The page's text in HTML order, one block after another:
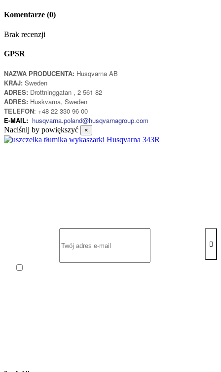
Komentarze (0)
Brak recenzji
GPSR
NAZWA PRODUCENTA: Husqvarna AB
KRAJ: Sweden
ADRES: Drottninggatan , 2 561 82
ADRES: Huskvarna, Sweden
TELEFON: +48 22 330 96 00
E-MAIL: husqvarna.poland@husqvarnagroup.com
Naciśnij by powiększyć ×